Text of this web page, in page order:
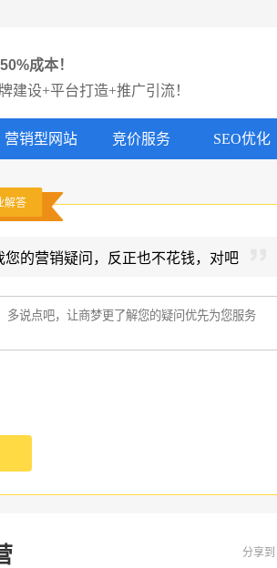
成本！
建设+平台打造+推广引流！
营销型网站 竞价服务 SEO优化
解答
的营销疑问，反正也不花钱，对吧
分享到